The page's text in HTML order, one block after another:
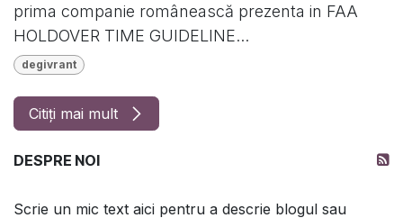
prima companie românească prezenta in FAA
HOLDOVER TIME GUIDELINE...
degivrant
Citiți mai mult
DESPRE NOI
Scrie un mic text aici pentru a descrie blogul sau